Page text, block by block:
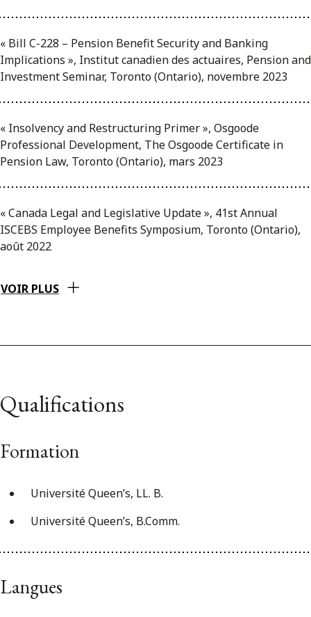
« Bill C-228 – Pension Benefit Security and Banking
Implications », Institut canadien des actuaires, Pension and
Investment Seminar, Toronto (Ontario), novembre 2023
« Insolvency and Restructuring Primer », Osgoode
Professional Development, The Osgoode Certificate in
Pension Law, Toronto (Ontario), mars 2023
« Canada Legal and Legislative Update », 41st Annual
ISCEBS Employee Benefits Symposium, Toronto (Ontario),
août 2022
VOIR PLUS
Qualifications
Formation
Université Queen’s, LL. B.
Université Queen’s, B.Comm.
Langues